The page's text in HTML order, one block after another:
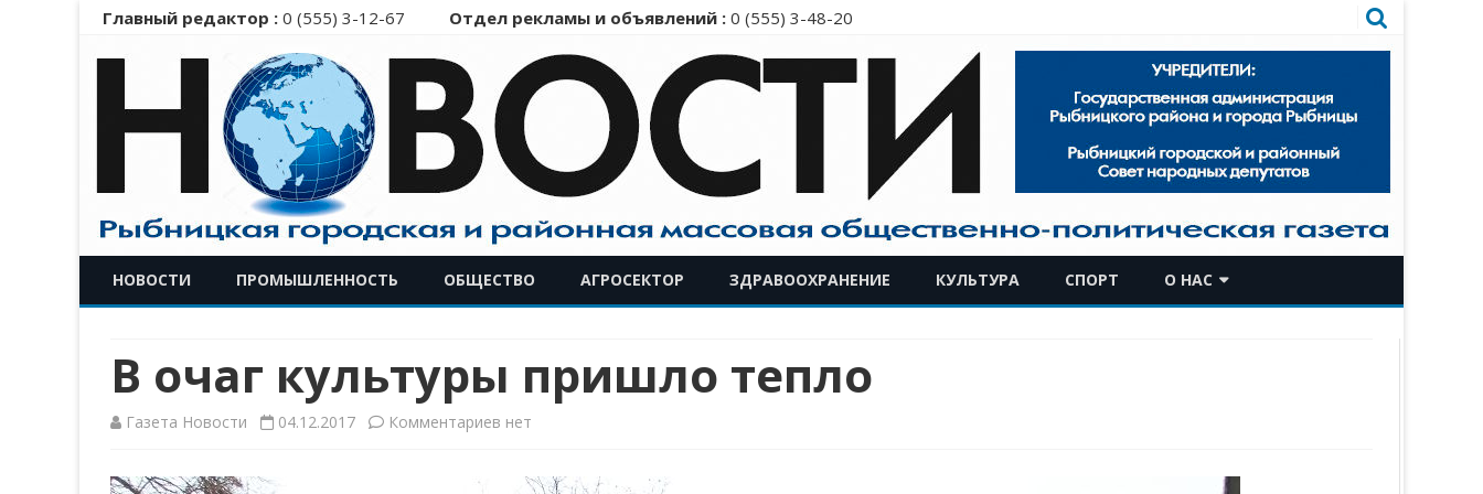
Главный редактор : 0 (555) 3-12-67 Отдел рекламы и объявлений : 0 (555) 3-48-20
к
содержимому
НОВОСТИ ПРОМЫШЛЕННОСТЬ ОБЩЕСТВО АГРОСЕКТОР ЗДРАВООХРАНЕНИЕ КУЛЬТУРА СПОРТ О НАС
В очаг культуры пришло тепло
Газета Новости 04.12.2017 Комментариев кнет